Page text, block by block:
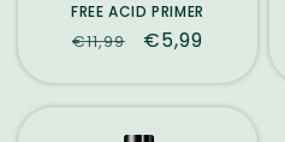
FREE ACID PRIMER
Prix
€11,99
Prix
promotionnel
€5,99